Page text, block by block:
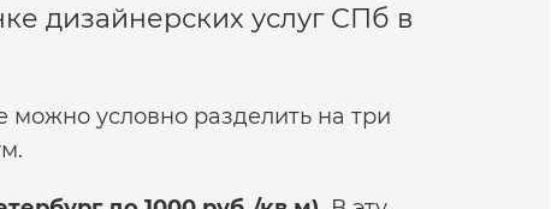
дизайнерских услуг СПб в
можно условно разделить на три